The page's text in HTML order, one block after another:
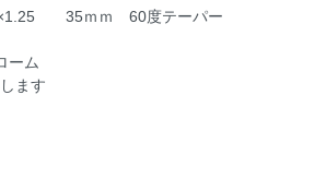
35ｍｍ 60度テーパー
ローム
ます